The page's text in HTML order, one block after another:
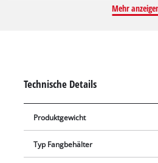
Litern und kann einfach montiert
Mehr
Technische Details
Produktgewicht
Typ Fangbehälter